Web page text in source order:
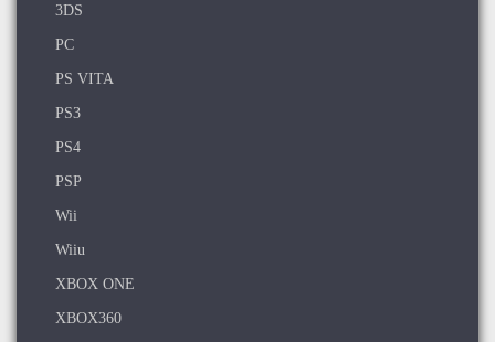
3DS
PC
PS VITA
PS3
PS4
PSP
Wii
Wiiu
XBOX ONE
XBOX360